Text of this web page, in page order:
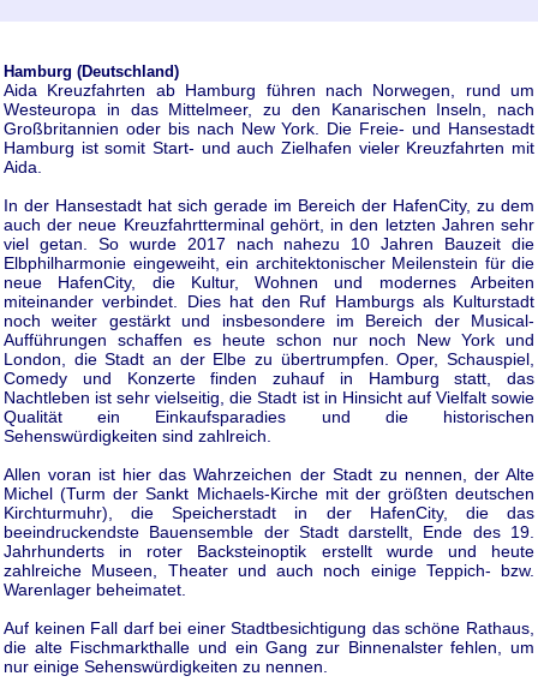
Hamburg (Deutschland)
Aida Kreuzfahrten ab Hamburg führen nach Norwegen, rund um
Westeuropa in das Mittelmeer, zu den Kanarischen Inseln, nach
Großbritannien oder bis nach New York. Die Freie- und Hansestadt
Hamburg ist somit Start- und auch Zielhafen vieler Kreuzfahrten mit
Aida.
In der Hansestadt hat sich gerade im Bereich der HafenCity, zu dem
auch der neue Kreuzfahrtterminal gehört, in den letzten Jahren sehr
viel getan. So wurde 2017 nach nahezu 10 Jahren Bauzeit die
Elbphilharmonie eingeweiht, ein architektonischer Meilenstein für die
neue HafenCity, die Kultur, Wohnen und modernes Arbeiten
miteinander verbindet. Dies hat den Ruf Hamburgs als Kulturstadt
noch weiter gestärkt und insbesondere im Bereich der Musical-
Aufführungen schaffen es heute schon nur noch New York und
London, die Stadt an der Elbe zu übertrumpfen. Oper, Schauspiel,
Comedy und Konzerte finden zuhauf in Hamburg statt, das
Nachtleben ist sehr vielseitig, die Stadt ist in Hinsicht auf Vielfalt sowie
Qualität ein Einkaufsparadies und die historischen
Sehenswürdigkeiten sind zahlreich.
Allen voran ist hier das Wahrzeichen der Stadt zu nennen, der Alte
Michel (Turm der Sankt Michaels-Kirche mit der größten deutschen
Kirchturmuhr), die Speicherstadt in der HafenCity, die das
beeindruckendste Bauensemble der Stadt darstellt, Ende des 19.
Jahrhunderts in roter Backsteinoptik erstellt wurde und heute
zahlreiche Museen, Theater und auch noch einige Teppich- bzw.
Warenlager beheimatet.
Auf keinen Fall darf bei einer Stadtbesichtigung das schöne Rathaus,
die alte Fischmarkthalle und ein Gang zur Binnenalster fehlen, um
nur einige Sehenswürdigkeiten zu nennen.